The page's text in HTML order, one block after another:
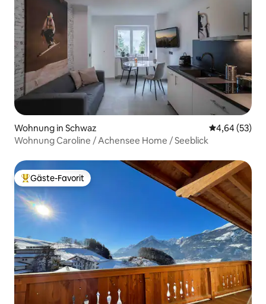
Wohnung in Schwaz
4,64 (53)
Wohnung Caroline / Achensee Home / Seeblick
Beliebter Gäste-Favorit.
Gäste-Favorit